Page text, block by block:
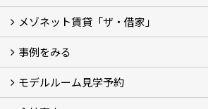
私たちの考え方
賃貸経営の成功学
様々な無料サービス
相続税とは
よくあるご質問
メゾネット賃貸「ザ・借家」
ザ・借家について詳しく知る (2)
事例をみる
建設中の現場レポート
完成した建物を見てみる
オーナーの声
モデルルーム見学予約